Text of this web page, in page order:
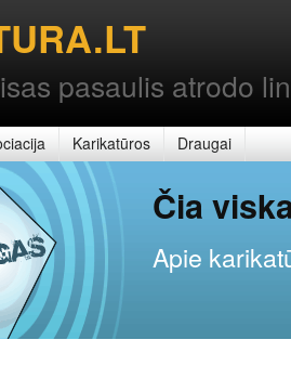
pasaulis atrodo
Karikatūros Draugai
Čia
Apie